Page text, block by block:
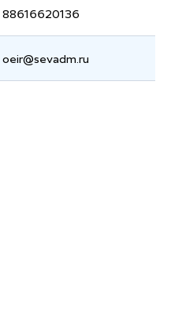
88616620136
oeir@sevadm.ru